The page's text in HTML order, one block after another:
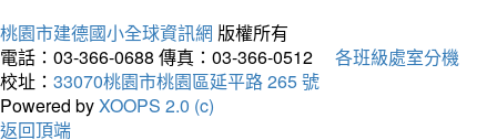
桃園市建德國小全球資訊網 版權所有
電話：03-366-0688 傳真：03-366-0512
各班級處室分機
校址： 33070桃園市桃園區延平路 265 號
Powered byXOOPS 2.0 (c)
返回頂端